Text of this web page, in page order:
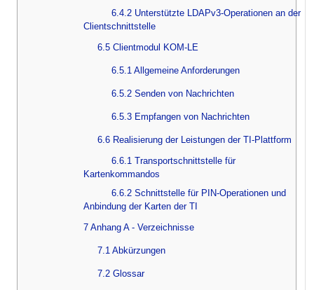
6.4.2 Unterstützte LDAPv3-Operationen an der
Clientschnittstelle
6.5 Clientmodul KOM-LE
6.5.1 Allgemeine Anforderungen
6.5.2 Senden von Nachrichten
6.5.3 Empfangen von Nachrichten
6.6 Realisierung der Leistungen der TI-Plattform
6.6.1 Transportschnittstelle für
Kartenkommandos
6.6.2 Schnittstelle für PIN-Operationen und
Anbindung der Karten der TI
7 Anhang A - Verzeichnisse
7.1 Abkürzungen
7.2 Glossar